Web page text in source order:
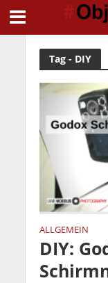
Tag - DIY
ALLGEMEIN
DIY: